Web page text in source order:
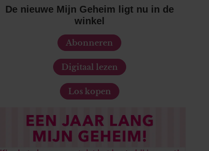
De nieuwe Mijn Geheim ligt nu in de
winkel
Abonneren
Digitaal lezen
Los kopen